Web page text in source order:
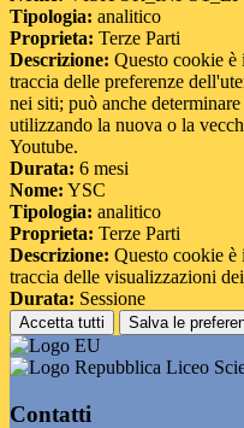
Tipologia: analitico
Proprieta: Terze Parti
Descrizione: Questo cookie è
traccia delle preferenze
nei siti; può anche
utilizzando la nuova o la
Youtube.
Durata: 6 mesi
Nome: YSC
Tipologia: analitico
Proprieta: Terze Parti
Descrizione: Questo cookie è
traccia delle visualizzazioni
Durata: Sessione
Accetta tutti Salva le
Liceo
Contatti